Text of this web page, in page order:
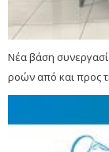
Νέα βάση
ροών από και προς